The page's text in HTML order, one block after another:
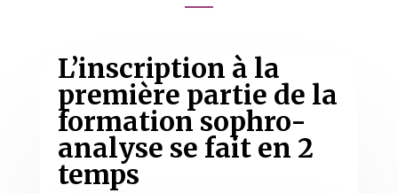
L’inscription à la
première partie de la
formation sophro-
analyse se fait en 2
temps